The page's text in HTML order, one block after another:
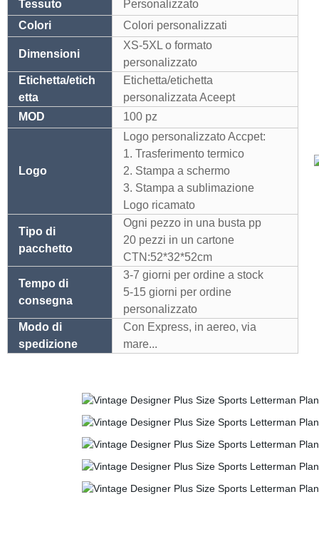
Tessuto
Personalizzato
Colori
Colori personalizzati
Dimensioni
XS-5XL o formato
personalizzato
Etichetta/etich
etta
Etichetta/etichetta
personalizzata Aceept
MOD
100 pz
Logo
Logo personalizzato Accpet:
1. Trasferimento termico
2. Stampa a schermo
3. Stampa a sublimazione
Logo ricamato
Tipo di
pacchetto
Ogni pezzo in una busta pp
20 pezzi in un cartone
CTN:52*32*52cm
Tempo di
consegna
3-7 giorni per ordine a stock
5-15 giorni per ordine
personalizzato
Modo di
spedizione
Con Express, in aereo, via
mare...